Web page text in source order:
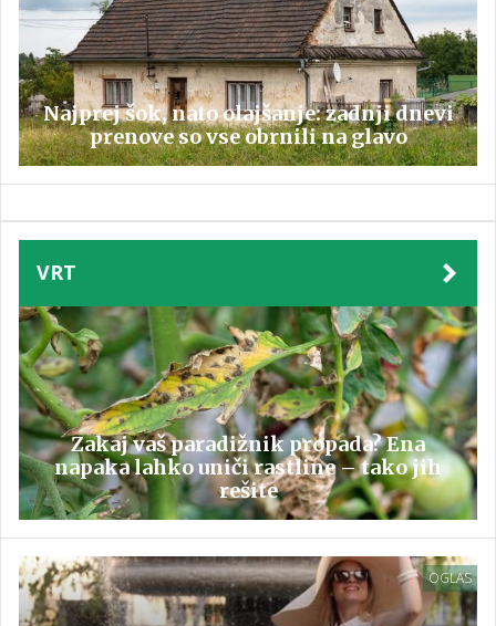
Najprej šok, nato olajšanje: zadnji dnevi
prenove so vse obrnili na glavo
VRT
Zakaj vaš paradižnik propada? Ena
napaka lahko uniči rastline – tako jih
rešite
OGLAS